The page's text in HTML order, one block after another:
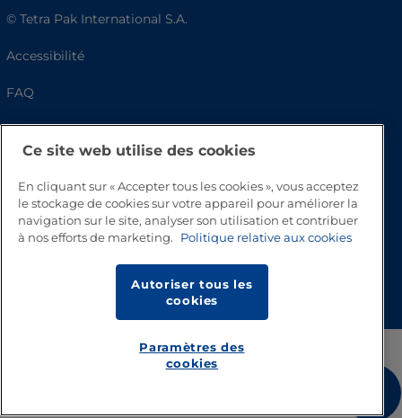
© Tetra Pak International S.A.
Accessibilité
FAQ
Ce site web utilise des cookies
En cliquant sur « Accepter tous les cookies », vous acceptez
le stockage de cookies sur votre appareil pour améliorer la
navigation sur le site, analyser son utilisation et contribuer
à nos efforts de marketing.
Politique relative aux cookies
Autoriser tous les
cookies
Paramètres des
cookies